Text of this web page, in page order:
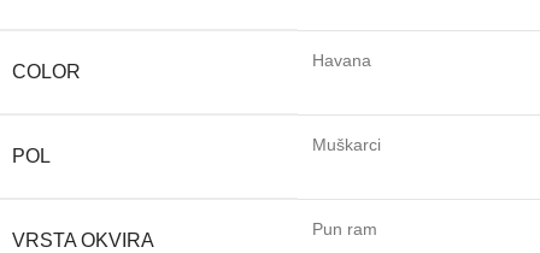
COLOR
Havana
POL
Muškarci
VRSTA OKVIRA
Pun ram